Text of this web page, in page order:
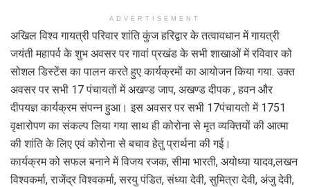
ADVERTISEMENT
अखिल विश्व गायत्री परिवार शांति कुंज हरिद्वार के तत्वावधान में गायत्री
जयंती महापर्व के शुभ अवसर पर गावां प्रखंड के सभी शाखाओं में रविवार को
सोशल डिस्टेंस का पालन करते हुए कार्यक्रमों का आयोजन किया गया. उक्त
अवसर पर सभी 17 पंचायतों में अखण्ड जाप, अखण्ड दीपक , हवन और
दीपयज्ञ कार्यक्रम संपन्न हुआ। इस अवसर पर सभी 17पंचायतो में 1751
वृक्षारोपण का संकल्प लिया गया साथ ही कोरोना से मृत व्यक्तियों की आत्मा
की शांति के लिए एवं कोरोना से बचाव हेतु प्रार्थना की गई।
कार्यक्रम को सफल बनाने में विजय रजक, सीमा भारती, अयोध्या यादव,लखन
विश्वकर्मा, राजेंद्र विश्वकर्मा, सरयु पंडित, संध्या देवी, सुमित्रा देवी, अंजु देवी,